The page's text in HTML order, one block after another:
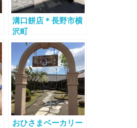
溝口餅店＊長野市横
沢町
おひさまベーカリー